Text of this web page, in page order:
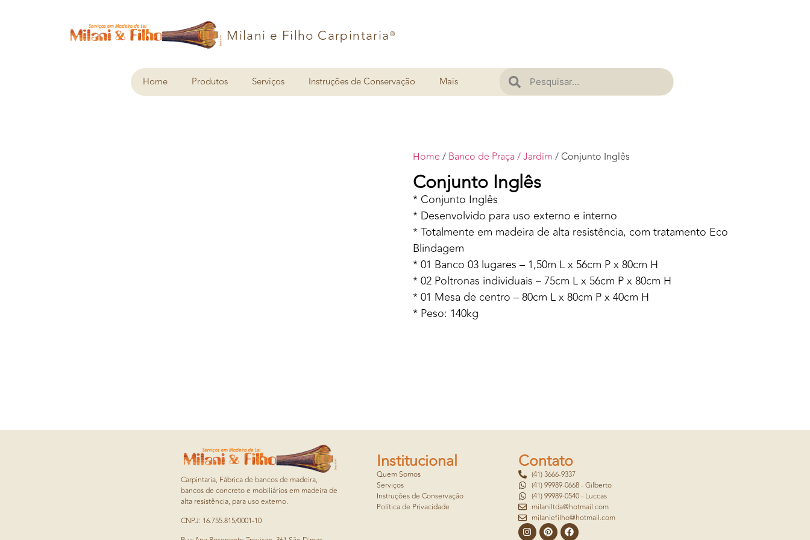
Milani e Filho Carpintaria®
Home Produtos Serviços Instruções de Conservação Mais
Home / Banco de Praça / Jardim / Conjunto Inglês
Conjunto Inglês
* Conjunto Inglês
* Desenvolvido para uso externo e interno
* Totalmente em madeira de alta resistência, com tratamento Eco
Blindagem
* 01 Banco 03 lugares – 1,50m L x 56cm P x 80cm H
* 02 Poltronas individuais – 75cm L x 56cm P x 80cm H
* 01 Mesa de centro – 80cm L x 80cm P x 40cm H
* Peso: 140kg
Carpintaria, Fábrica de bancos de madeira,
bancos de concreto e mobiliários em madeira de
alta resistência, para uso externo.
CNPJ: 16.755.815/0001-10
Institucional
Quem Somos
Serviços
Instruções de Conservação
Política de Privacidade
Contato
(41) 3666-9337
(41) 99989-0668 - Gilberto
(41) 99989-0540 - Luccas
milaniltda@hotmail.com
milaniefilho@hotmail.com